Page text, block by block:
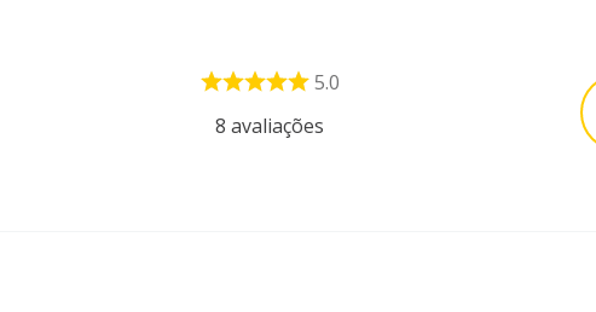
5.0
8 avaliações